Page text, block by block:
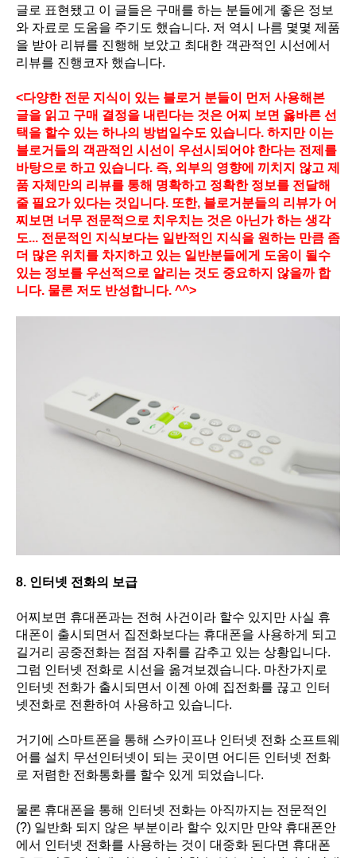
글로 표현됐고 이 글들은 구매를 하는 분들에게 좋은 정보
와 자료로 도움을 주기도 했습니다. 저 역시 나름 몇몇 제품
을 받아 리뷰를 진행해 보았고 최대한 객관적인 시선에서
리뷰를 진행코자 했습니다.
<다양한 전문 지식이 있는 블로거 분들이 먼저 사용해본
글을 읽고 구매 결정을 내린다는 것은 어찌 보면 옳바른 선
택을 할수 있는 하나의 방법일수도 있습니다. 하지만 이는
블로거들의 객관적인 시선이 우선시되어야 한다는 전제를
바탕으로 하고 있습니다. 즉, 외부의 영향에 끼치지 않고 제
품 자체만의 리뷰를 통해 명확하고 정확한 정보를 전달해
줄 필요가 있다는 것입니다. 또한, 블로거분들의 리뷰가 어
찌보면 너무 전문적으로 치우치는 것은 아닌가 하는 생각
도... 전문적인 지식보다는 일반적인 지식을 원하는 만큼 좀
더 많은 위치를 차지하고 있는 일반분들에게 도움이 될수
있는 정보를 우선적으로 알리는 것도 중요하지 않을까 합
니다. 물론 저도 반성합니다. ^^>
8. 인터넷 전화의 보급
어찌보면 휴대폰과는 전혀 사건이라 할수 있지만 사실 휴
대폰이 출시되면서 집전화보다는 휴대폰을 사용하게 되고
길거리 공중전화는 점점 자취를 감추고 있는 상황입니다.
그럼 인터넷 전화로 시선을 옮겨보겠습니다. 마찬가지로
인터넷 전화가 출시되면서 이젠 아예 집전화를 끊고 인터
넷전화로 전환하여 사용하고 있습니다.
거기에 스마트폰을 통해 스카이프나 인터넷 전화 소프트웨
어를 설치 무선인터넷이 되는 곳이면 어디든 인터넷 전화
로 저렴한 전화통화를 할수 있게 되었습니다.
물론 휴대폰을 통해 인터넷 전화는 아직까지는 전문적인
(?) 일반화 되지 않은 부분이라 할수 있지만 만약 휴대폰안
에서 인터넷 전화를 사용하는 것이 대중화 된다면 휴대폰